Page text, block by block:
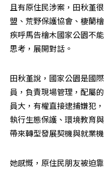
且有原住民涉案，田秋堇
盟、荒野保護協會、棲蘭
疾呼馬告檜木國家公園不
思考，展開對話。
田秋堇說，國家公園是國
員，負責現場管理，配屬
員大，有權直接逮捕嫌犯
執行生態保護、環境教育
帶來轉型發展契機與就業
她感慨，原住民朋友被迫